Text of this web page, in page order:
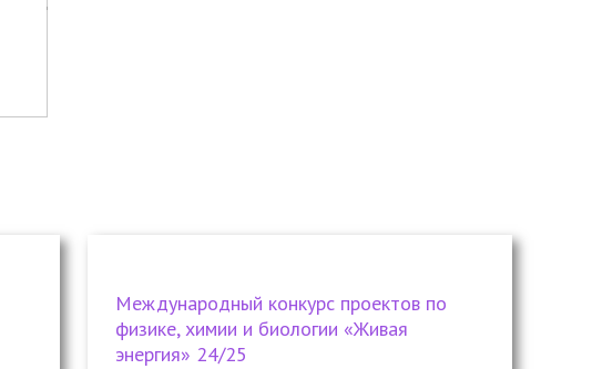
Международный конкурс проектов по
физике, химии и биологии «Живая
энергия» 24/25